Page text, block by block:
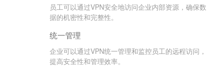
员工可以通过VPN安全地访问企业内部资源，确保数
据的机密性和完整性。
统一管理
企业可以通过VPN统一管理和监控员工的远程访问，
提高安全性和管理效率。